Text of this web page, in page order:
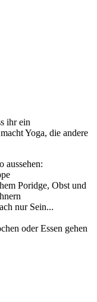
ihr ein
Yoga, die andere
aussehen:
Poridge, Obst und
nur Sein...
oder Essen gehen